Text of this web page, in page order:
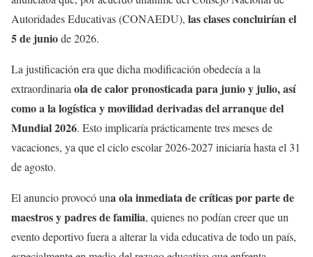
Autoridades Educativas (CONAEDU), las clases concluirían el
5 de juniode 2026.
La justificación era que dicha modificación obedecía a la
extraordinariaola de calor pronosticada para junio y julio, así
como a la logística y movilidad derivadas del arranque del
Mundial 2026. Esto implicaría prácticamente tres meses de
vacaciones, ya que el ciclo escolar 2026-2027 iniciaría hasta el 31
de agosto.
El anuncio provocó una ola inmediata de críticas por parte de
maestros y padres de familia, quienes no podían creer que un
evento deportivo fuera a alterar la vida educativa de todo un país,